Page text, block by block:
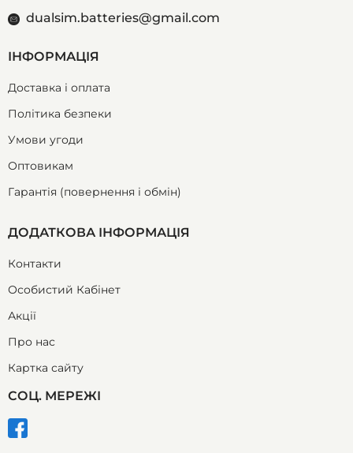
dualsim.batteries@gmail.com
ІНФОРМАЦІЯ
Доставка і оплата
Політика безпеки
Умови угоди
Оптовикам
Гарантія (повернення і обмін)
ДОДАТКОВА ІНФОРМАЦІЯ
Контакти
Особистий Кабінет
Акції
Про нас
Картка сайту
СОЦ. МЕРЕЖІ